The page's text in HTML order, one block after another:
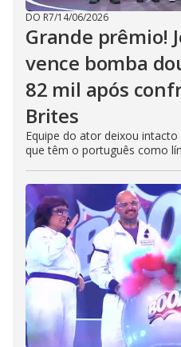
DO R7/14/06/2026
Grande prêmio!
vence bomba
82 mil após
Brites
Equipe do ator deixou
que têm o português como